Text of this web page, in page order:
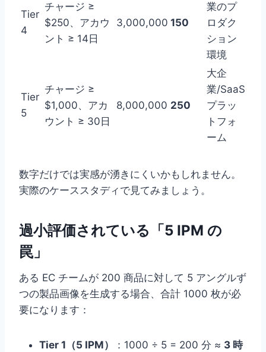
Tier
4
チャージ ≥
$250、アカウ
ント ≥ 14日
3,000,000 150
業のプ
ロダク
ション
環境
Tier
5
チャージ ≥
$1,000、アカ
ウント ≥ 30日
8,000,000 250
大企
業/SaaS
プラッ
トフォ
ーム
数字だけでは実感が湧きにくいかもしれません。
実際のケーススタディで見てみましょう。
過小評価されている「5 IPM の
罠」
ある EC チームが 200 商品に対して 5 アングルず
つの製品画像を生成する場合、合計 1000 枚が必
要になります：
Tier 1（5 IPM） ：1000 ÷ 5 = 200 分 ≈ 3 時